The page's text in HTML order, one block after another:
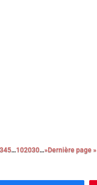
45…102030…»Dernière page »